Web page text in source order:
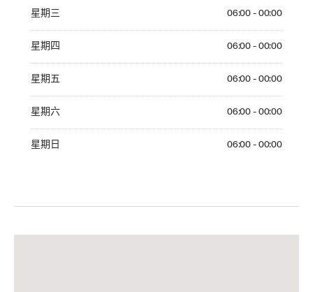
星期三 06:00 - 00:00
Wednesday 06:00 - 00:00
星期四 06:00 - 00:00
Thursday 06:00 - 00:00
星期五 06:00 - 00:00
Friday 06:00 - 00:00
星期六 06:00 - 00:00
Saturday 06:00 - 00:00
星期日 06:00 - 00:00
Sunday 06:00 - 00:00